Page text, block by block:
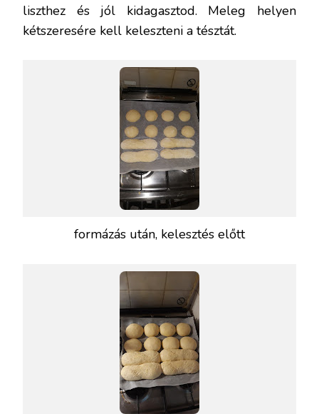
liszthez és jól kidagasztod. Meleg helyen
kétszeresére kell keleszteni a tésztát.
formázás után, kelesztés előtt